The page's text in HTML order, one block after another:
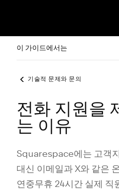
이 가이드에서는
기술적 문제와 문의
전화 지원을
는 이유
Squarespace에는 고객
대신 이메일과 X와 같은
연중무휴 24시간 실제 직